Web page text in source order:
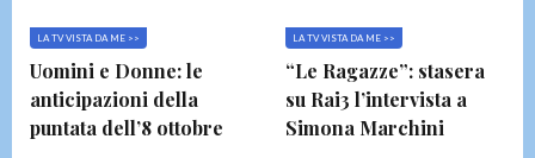
LA TV VISTA DA ME >>
Uomini e Donne: le
anticipazioni della
puntata dell’8 ottobre
LA TV VISTA DA ME >>
“Le Ragazze”: stasera
su Rai3 l’intervista a
Simona Marchini